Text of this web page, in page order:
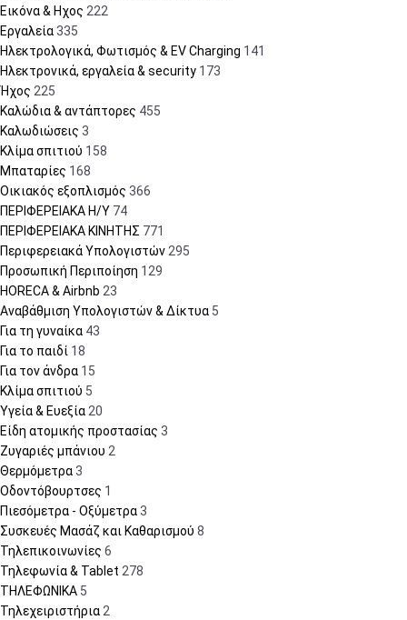
Εικόνα & Ηχος 222
Εργαλεία 335
Ηλεκτρολογικά, Φωτισμός & EV Charging 141
Ηλεκτρονικά, εργαλεία & security 173
Ήχος 225
Καλώδια & αντάπτορες 455
Καλωδιώσεις 3
Κλίμα σπιτιού 158
Μπαταρίες 168
Οικιακός εξοπλισμός 366
ΠΕΡΙΦΕΡΕΙΑΚΑ Η/Υ 74
ΠΕΡΙΦΕΡΕΙΑΚΑ ΚΙΝΗΤΗΣ 771
Περιφερειακά Υπολογιστών295
Προσωπική Περιποίηση 129
HORECA & Airbnb 23
Αναβάθμιση Υπολογιστών & Δίκτυα 5
Για τη γυναίκα 43
Για το παιδί 18
Για τον άνδρα 15
Κλίμα σπιτιού 5
Υγεία & Ευεξία20
Είδη ατομικής προστασίας 3
Ζυγαριές μπάνιου 2
Θερμόμετρα 3
Οδοντόβουρτσες 1
Πιεσόμετρα - Οξύμετρα 3
Συσκευές Μασάζ και Καθαρισμού 8
Τηλεπικοινωνίες 6
Τηλεφωνία & Tablet 278
ΤΗΛΕΦΩΝΙΚΑ 5
Τηλεχειριστήρια2